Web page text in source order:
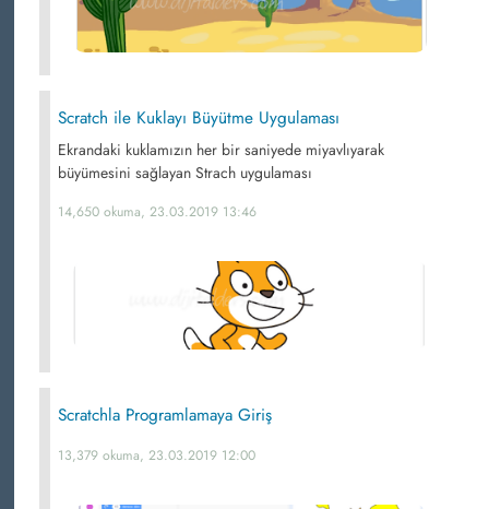
Scratch ile Kuklayı Büyütme Uygulaması
Ekrandaki kuklamızın her bir saniyede miyavlıyarak
büyümesini sağlayan Strach uygulaması
14,650 okuma, 23.03.2019 13:46
Scratchla Programlamaya Giriş
13,379 okuma, 23.03.2019 12:00